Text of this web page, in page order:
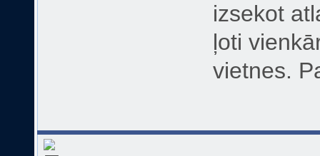
izsekot
ļoti
vietnes.